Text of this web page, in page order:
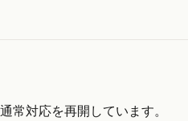
対応を再開しています。